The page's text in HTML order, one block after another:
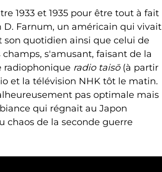
1933 et 1935 pour être tout à fait
D. Farnum, un américain qui vivait
son quotidien ainsi que celui de
s'amusant, faisant de la
radiophonique radio taisō(à partir
et la télévision NHK tôt le matin.
pas optimale mais
qui régnait au Japon
chaos de la seconde guerre